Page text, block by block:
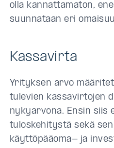
olla kannattamaton,
suunnataan eri
Kassavirta
Yrityksen arvo
tulevien kassavirtojen
nykyarvona. Ensin siis
tuloskehitystä sekä
käyttöpääoma- ja